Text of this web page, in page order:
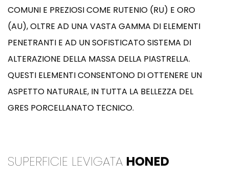
COMUNI E PREZIOSI COME RUTENIO (RU) E ORO
(AU), OLTRE AD UNA VASTA GAMMA DI ELEMENTI
PENETRANTI E AD UN SOFISTICATO SISTEMA DI
ALTERAZIONE DELLA MASSA DELLA PIASTRELLA.
QUESTI ELEMENTI CONSENTONO DI OTTENERE UN
ASPETTO NATURALE, IN TUTTA LA BELLEZZA DEL
GRES PORCELLANATO TECNICO.
SUPERFICIE LEVIGATA HONED